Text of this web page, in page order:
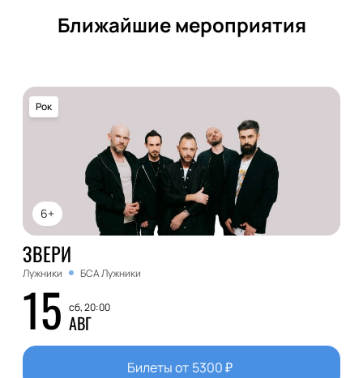
Ближайшие мероприятия
6+
Рок
ЗВЕРИ
Лужники БСА Лужники
15 сб, 20:00
АВГ
Билеты от 5300₽